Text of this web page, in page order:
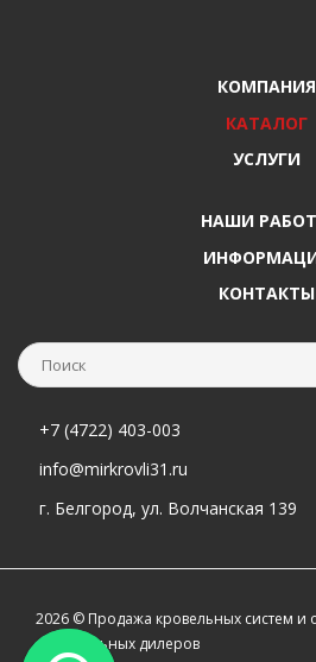
КОМПАНИЯ
КАТАЛОГ
УСЛУГИ
НАШИ
КОНТАКТЫ
+7 (4722) 403-003
info@mirkrovli31.ru
г. Белгород, ул. Волчанская 139
2026 © Продажа кровельных систем и
официальных дилеров